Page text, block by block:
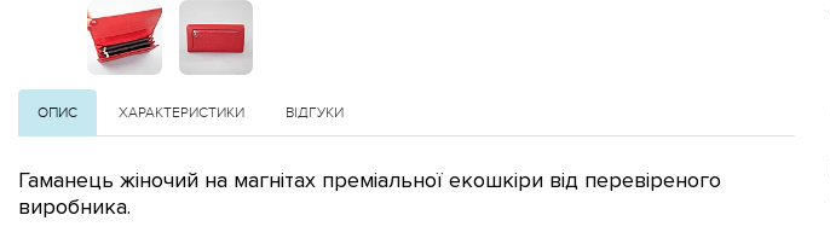
ОПИС ХАРАКТЕРИСТИКИ ВІДГУКИ
Гаманець жіночий на магнітах преміальної екошкіри від перевіреного
виробника.